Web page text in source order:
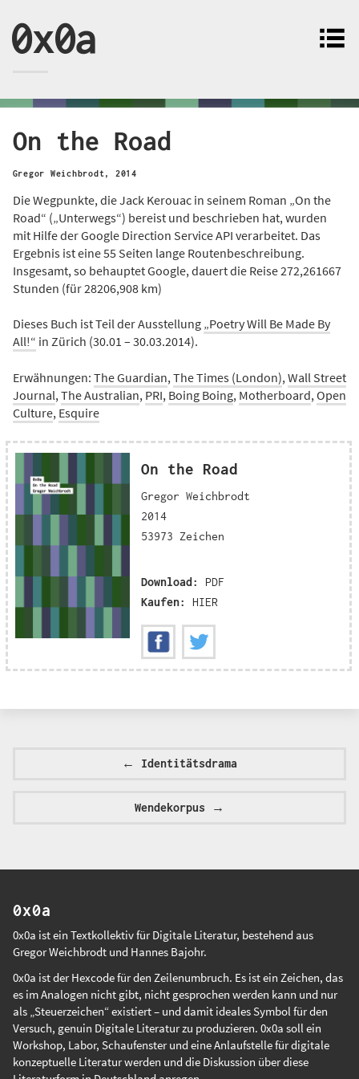
0x0a
On the Road
Gregor Weichbrodt, 2014
Die Wegpunkte, die Jack Kerouac in seinem Roman „On the
Road“ („Unterwegs“) bereist und beschrieben hat, wurden
mit Hilfe der Google Direction Service API verarbeitet. Das
Ergebnis ist eine 55 Seiten lange Routenbeschreibung.
Insgesamt, so behauptet Google, dauert die Reise 272,261667
Stunden (für 28206,908 km)
Dieses Buch ist Teil der Ausstellung „Poetry Will Be Made By
All!“ in Zürich (30.01 – 30.03.2014).
Erwähnungen: The Guardian, The Times (London), Wall Street
Journal, The Australian, PRI, Boing Boing, Motherboard, Open
Culture, Esquire
On the Road
Gregor Weichbrodt
2014
53973 Zeichen
Download:
PDF
Kaufen:
HIER
← Identitätsdrama
Wendekorpus →
0x0a
0x0a ist ein Textkollektiv für Digitale Literatur, bestehend aus
Gregor Weichbrodtund Hannes Bajohr.
0x0a ist der Hexcode für den Zeilenumbruch. Es ist ein Zeichen, das
es im Analogen nicht gibt, nicht gesprochen werden kann und nur
als „Steuerzeichen“ existiert – und damit ideales Symbol für den
Versuch, genuin Digitale Literatur zu produzieren. 0x0a soll ein
Workshop, Labor, Schaufenster und eine Anlaufstelle für digitale
konzeptuelle Literatur werden und die Diskussion über diese